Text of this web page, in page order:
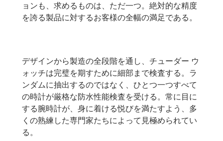
ョンも、求めるものは、ただ一つ。絶対的な精度
を誇る製品に対するお客様の全幅の満足である。
デザインから製造の全段階を通し、チューダー ウ
ォッチは完璧を期すために細部まで検査する。ラ
ンダムに抽出するのではなく、ひとつ一つすべて
の時計が厳格な防水性能検査を受ける。常に目に
する腕時計が、身に着ける悦びを満たすよう、多
くの熟練した専門家たちによって見極められてい
る。